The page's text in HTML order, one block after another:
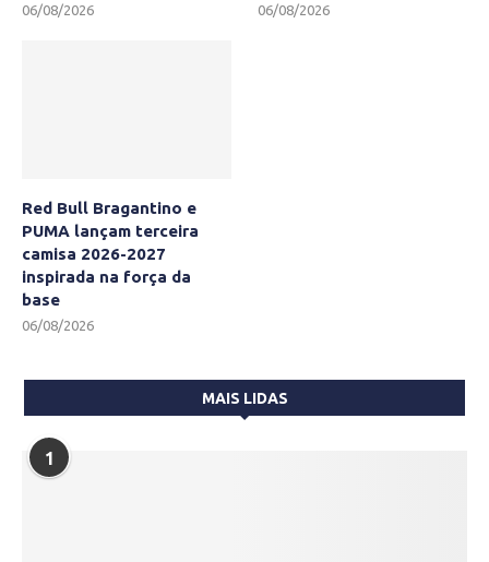
06/08/2026 06/08/2026
Red Bull Bragantino e
PUMA lançam terceira
camisa 2026-2027
inspirada na força da
base
06/08/2026
MAIS LIDAS
1